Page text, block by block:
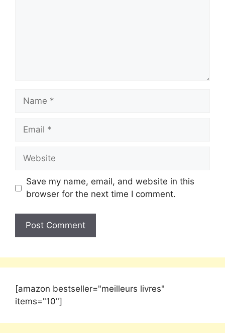
Save my name, email, and website in this
browser for the next time I comment.
[amazon bestseller="meilleurs livres"
items="10"]